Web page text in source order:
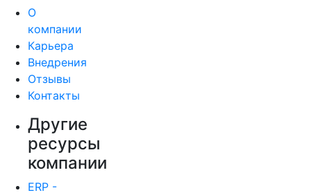
О
компании
Карьера
Внедрения
Отзывы
Контакты
Другие
ресурсы
компании
ERP -